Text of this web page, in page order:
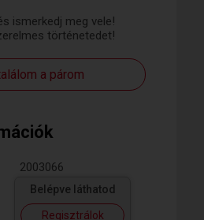
ismerkedj meg vele!
történetedet!
a párom
2003066
Belépve láthatod
Regisztrálok